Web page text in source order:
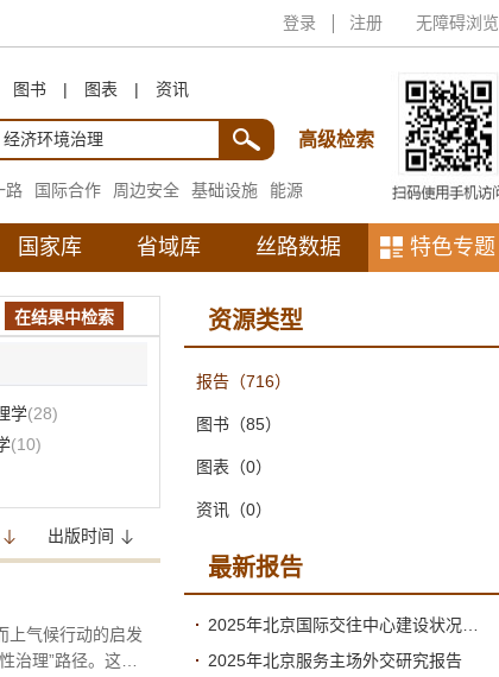
登录 注册 无障碍浏览
图书 | 图表 | 资讯
高级检索
路 国际合作 周边安全 基础设施
能源
国家库 省域库 丝路数据 特色专题
学(28)
(10)
出版时间
上气候行动的启发
理”路径。这些
资源类型
报告 （716）
图书 （85）
图表 （0）
资讯 （0）
最新报告
2025年北京服务主场外交研究报告